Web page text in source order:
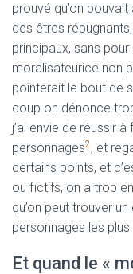
prouvé qu’on
des êtres
principaux, sans
moralisateurice non
pointerait le bout de
coup on dénonce
j’ai envie de réussir
personnages2, et
certains points, et
ou fictifs, on a trop
qu’on peut trouver
personnages les plus
Et quand le «